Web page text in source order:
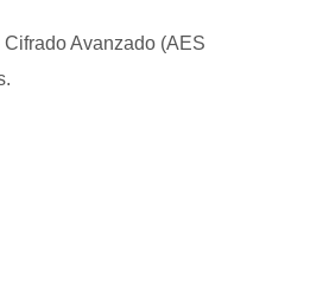
Avanzado (AES